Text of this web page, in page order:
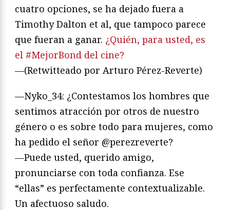
cuatro opciones, se ha dejado fuera a
Timothy Dalton et al, que tampoco parece
que fueran a ganar. ¿Quién, para usted, es
el #MejorBond del cine?
—(Retwitteado por Arturo Pérez-Reverte)
—Nyko_34: ¿Contestamos los hombres que
sentimos atracción por otros de nuestro
género o es sobre todo para mujeres, como
ha pedido el señor @perezreverte?
—Puede usted, querido amigo,
pronunciarse con toda confianza. Ese
“ellas” es perfectamente contextualizable.
Un afectuoso saludo.